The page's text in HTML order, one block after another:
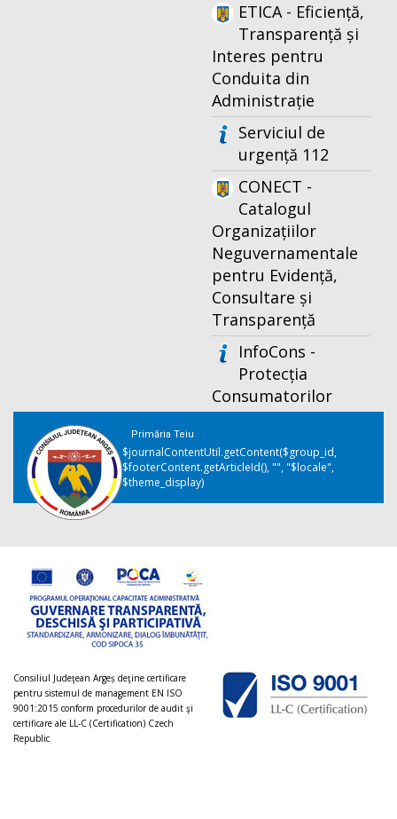
ETICA - Eficiență,
Transparență și
Interes pentru
Conduita din
Administrație
Serviciul de
urgență 112
CONECT -
Catalogul
Organizațiilor
Neguvernamentale
pentru Evidență,
Consultare și
Transparență
InfoCons -
Protecția
Consumatorilor
Primăria Teiu
$journalContentUtil.getContent($group_id,
$footerContent.getArticleId(), "", "$locale",
$theme_display)
Consiliul Judeţean Argeș deţine certificare
pentru sistemul de management EN ISO
9001:2015 conform procedurilor de audit şi
certificare ale LL-C (Certification) Czech
Republic